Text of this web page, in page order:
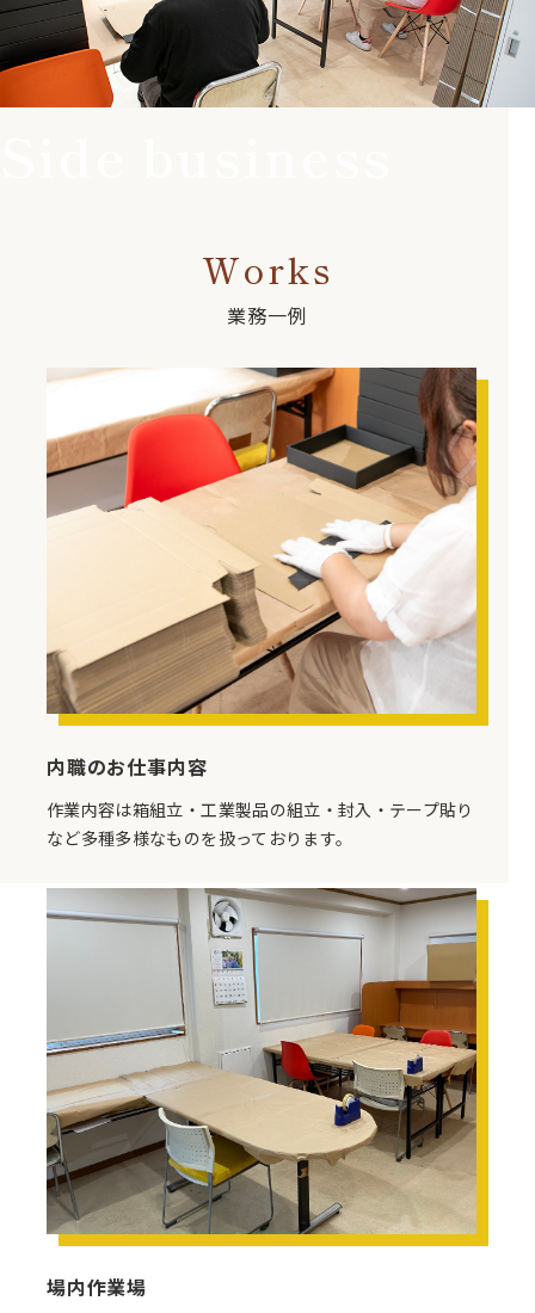
Works
業務一例
内職のお仕事内容
作業内容は箱組立・工業製品の組立・封入・テープ貼り
など多種多様なものを扱っております。
場内作業場